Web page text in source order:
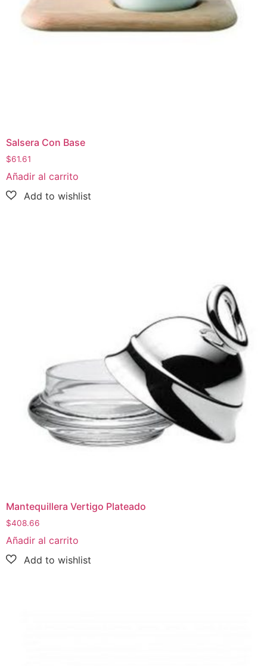
Salsera Con Base
$61.61
Añadir al carrito
Mantequillera Vertigo Plateado
$408.66
Añadir al carrito